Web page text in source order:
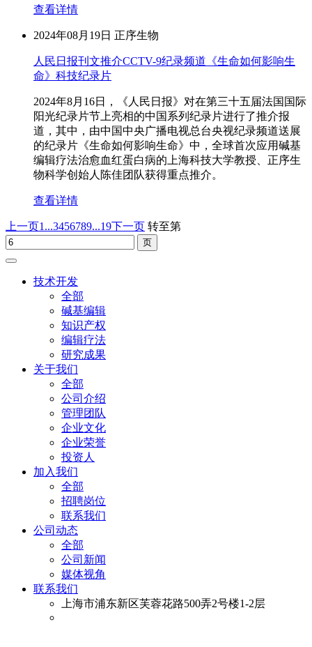
查看详情
2024年08月19日 正序生物
人民日报刊文推介CCTV-9纪录频道《生命如何影响生
命》科技纪录片
2024年8月16日，《人民日报》对在第三十五届法国国际
阳光纪录片节上亮相的中国系列纪录片进行了推介报
道，其中，由中国中央广播电视总台央视纪录频道送展
的纪录片《生命如何影响生命》中，全球首次应用碱基
编辑疗法治愈血红蛋白病的上海科技大学教授、正序生
物科学创始人陈佳团队获得重点推介。
查看详情
上一页1...3456789...19下一页 转至第
技术开发
全部
碱基编辑
知识产权
编辑疗法
研究成果
关于我们
全部
公司介绍
管理团队
企业文化
企业荣誉
投资人
加入我们
全部
招聘岗位
联系我们
公司动态
全部
公司新闻
媒体视角
联系我们
上海市浦东新区芙蓉花路500弄2号楼1-2层